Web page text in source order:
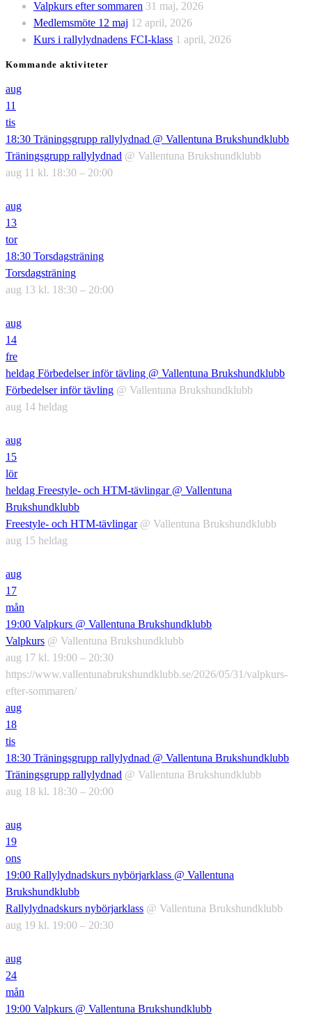
Valpkurs efter sommaren 31 maj, 2026
Medlemsmöte 12 maj 12 april, 2026
Kurs i rallylydnadens FCI-klass 1 april, 2026
Kommande aktiviteter
aug
11
tis
18:30 Träningsgrupp rallylydnad @ Vallentuna Brukshundklubb
Träningsgrupp rallylydnad @ Vallentuna Brukshundklubb
aug 11 kl. 18:30 – 20:00
aug
13
tor
18:30 Torsdagsträning
Torsdagsträning
aug 13 kl. 18:30 – 20:00
aug
14
fre
heldag Förbedelser inför tävling @ Vallentuna Brukshundklubb
Förbedelser inför tävling @ Vallentuna Brukshundklubb
aug 14 heldag
aug
15
lör
heldag Freestyle- och HTM-tävlingar @ Vallentuna
Brukshundklubb
Freestyle- och HTM-tävlingar @ Vallentuna Brukshundklubb
aug 15 heldag
aug
17
mån
19:00 Valpkurs @ Vallentuna Brukshundklubb
Valpkurs @ Vallentuna Brukshundklubb
aug 17 kl. 19:00 – 20:30
https://www.vallentunabrukshundklubb.se/2026/05/31/valpkurs-
efter-sommaren/
aug
18
tis
18:30 Träningsgrupp rallylydnad @ Vallentuna Brukshundklubb
Träningsgrupp rallylydnad @ Vallentuna Brukshundklubb
aug 18 kl. 18:30 – 20:00
aug
19
ons
19:00 Rallylydnadskurs nybörjarklass @ Vallentuna
Brukshundklubb
Rallylydnadskurs nybörjarklass @ Vallentuna Brukshundklubb
aug 19 kl. 19:00 – 20:30
aug
24
mån
19:00 Valpkurs @ Vallentuna Brukshundklubb